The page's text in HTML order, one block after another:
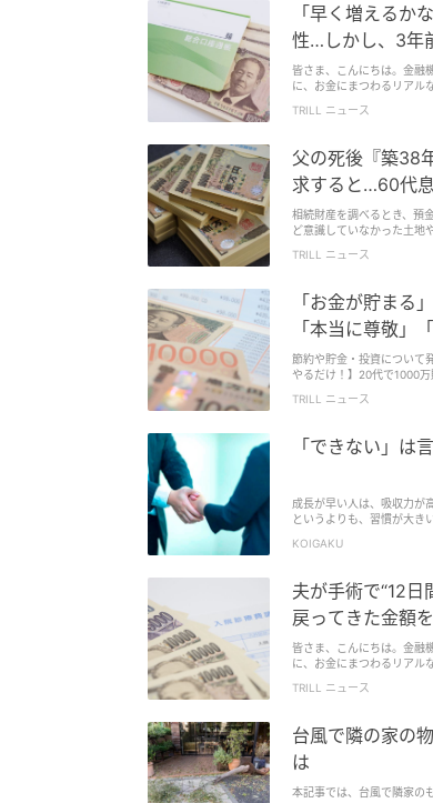
ても、年間合計が53万円
な薬を使う人、家族で医
長期治療の人は現状維持）
とっては、4回目以降の負
療養費制度の見直しでは、
わたって治療を受ける人に
ど、私たちに身近な社会保
「早く増えるか
性…しかし、3年
皆さま、こんにちは。金融
に、お金にまつわるリアル
す。
TRILL ニュース
父の死後『築38
求すると…60代
相続財産を調べるとき、預
ど意識していなかった土地や、家族
た。今回は、実家以外に不
TRILL ニュース
「お金が貯まる
「本当に尊敬」
節約や貯金・投資について発信してい
やるだけ！】20代で1000
日で大きく増えるものでは
TRILL ニュース
「できない」は
成長が早い人は、吸収力が
というよりも、習慣が大き
KOIGAKU
夫が手術で“12
戻ってきた金額
皆さま、こんにちは。金融
に、お金にまつわるリアル
ソードをご紹介します。
TRILL ニュース
台風で隣の家の
は
本記事では、台風で隣家の